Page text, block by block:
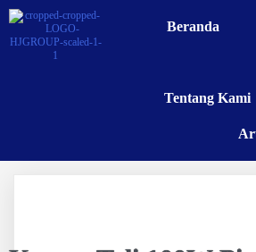
Beranda
Tentang Kami